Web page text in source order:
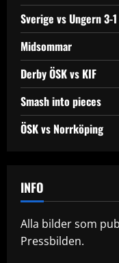
Sverige vs Ungern 3-
Midsommar
Derby ÖSK vs KIF
Smash into pieces
ÖSK vs Norrköping
INFO
Alla bilder som
Pressbilden.